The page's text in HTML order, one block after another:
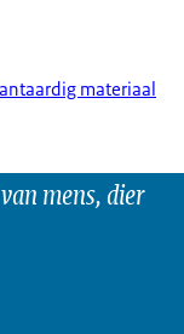
materiaal
mens, dier